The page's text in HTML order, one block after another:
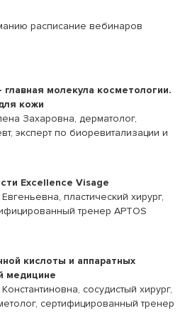
расписание вебинаров
молекула косметологии.
кожи
Захаровна, дерматолог,
эксперт по биоревитализации и
Excellence Visage
пластический хирург,
тренер APTOS
кислоты и аппаратных
медицине
сосудистый хирург,
сертифицированный тренер